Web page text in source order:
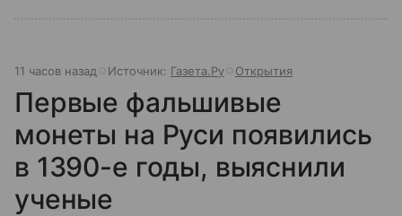
11 часов назад Источник: Газета.Ру Открытия
Первые фальшивые
монеты на Руси появились
в 1390-е годы, выяснили
ученые